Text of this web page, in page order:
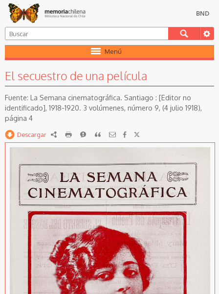
BND
Menú
El secuestro de una película
La Semana cinematográfica. Santiago : [Editor no
identificado], 1918-1920. 3 volúmenes, número 9, (4 julio 1918),
página 4
Descargar RDF imprimirReportarCitar